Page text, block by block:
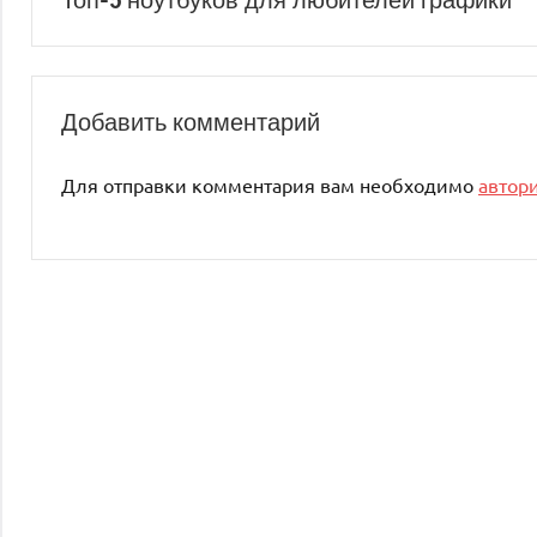
по
записям
Добавить комментарий
Для отправки комментария вам необходимо